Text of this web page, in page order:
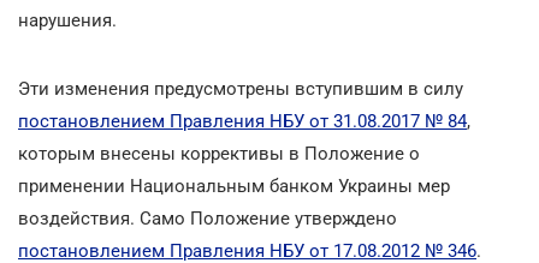
нарушения.
Эти изменения предусмотрены вступившим в силу
постановлением Правления НБУ от 31.08.2017 № 84,
которым внесены коррективы в Положение о
применении Национальным банком Украины мер
воздействия. Само Положение утверждено
постановлением Правления НБУ от 17.08.2012 № 346.